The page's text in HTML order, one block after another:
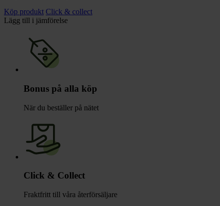
Köp produkt Click & collect
Lägg till i jämförelse
Bonus på alla köp
När du beställer på nätet
Click & Collect
Fraktfritt till våra återförsäljare